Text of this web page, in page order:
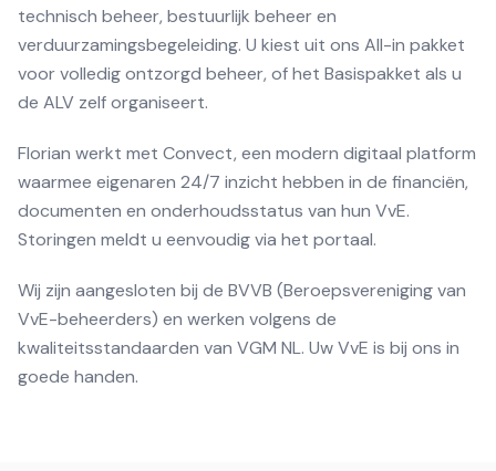
technisch beheer, bestuurlijk beheer en
verduurzamingsbegeleiding. U kiest uit ons All-in pakket
voor volledig ontzorgd beheer, of het Basispakket als u
de ALV zelf organiseert.
Florian werkt met Convect, een modern digitaal platform
waarmee eigenaren 24/7 inzicht hebben in de financiën,
documenten en onderhoudsstatus van hun VvE.
Storingen meldt u eenvoudig via het portaal.
Wij zijn aangesloten bij de BVVB (Beroepsvereniging van
VvE-beheerders) en werken volgens de
kwaliteitsstandaarden van VGM NL. Uw VvE is bij ons in
goede handen.